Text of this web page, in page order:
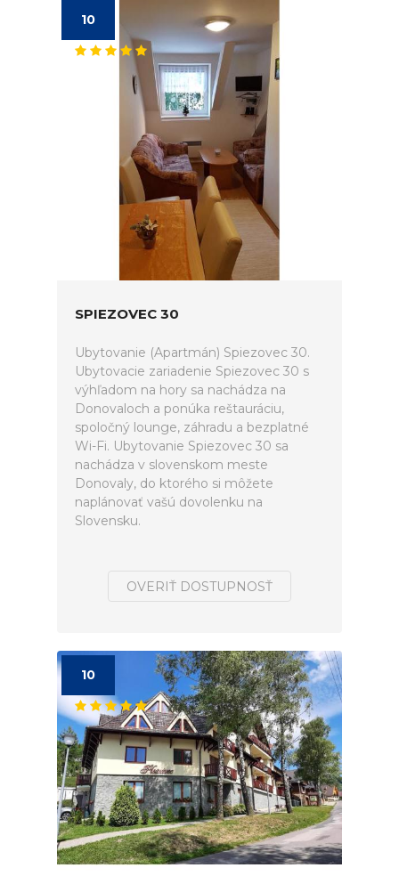
10
SPIEZOVEC 30
Ubytovanie (Apartmán) Spiezovec 30.
Ubytovacie zariadenie Spiezovec 30 s
výhľadom na hory sa nachádza na
Donovaloch a ponúka reštauráciu,
spoločný lounge, záhradu a bezplatné
Wi-Fi. Ubytovanie Spiezovec 30 sa
nachádza v slovenskom meste
Donovaly, do ktorého si môžete
naplánovať vašú dovolenku na
Slovensku.
OVERIŤ DOSTUPNOSŤ
10